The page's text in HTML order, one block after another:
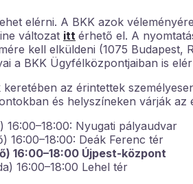
elérni. A BKK azok
változat itt érhető el. A
kell elküldeni (1075 Budapest,
a BKK Ügyfélközpontjaiban is
az érintettek
és helyszíneken várják az
16:00–18:00: Nyugati pályaudvar
16:00–18:00: Deák Ferenc tér
16:00–18:00 Újpest-központ
16:00–18:00 Lehel tér